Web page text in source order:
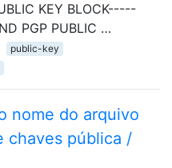
KEY BLOCK-----
PGP PUBLIC …
public-key
nome do arquivo
chaves pública /